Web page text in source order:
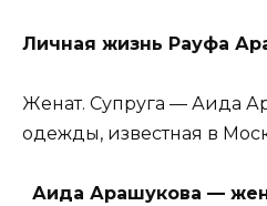
Личная жизнь Рауфа
Женат. Супруга — Аида
одежды, известная в
Аида Арашукова —